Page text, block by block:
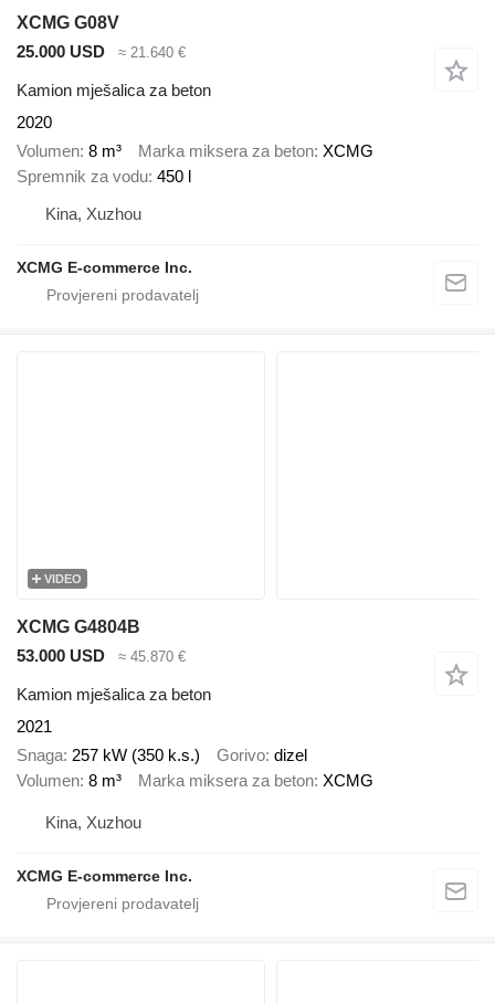
XCMG G08V
25.000 USD
≈ 21.640 €
Kamion mješalica za beton
2020
Volumen 8 m³ Marka miksera za beton XCMG
Spremnik za vodu 450 l
Kina, Xuzhou
XCMG E-commerce Inc.
VIDEO
XCMG G4804B
53.000 USD
≈ 45.870 €
Kamion mješalica za beton
2021
Snaga 257 kW (350 k.s.) Gorivo dizel
Volumen 8 m³ Marka miksera za beton XCMG
Kina, Xuzhou
XCMG E-commerce Inc.